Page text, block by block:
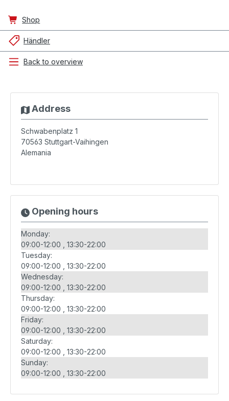
Shop
Händler
Back to overview
Address
Schwabenplatz 1
70563 Stuttgart-Vaihingen
Alemania
Opening hours
Monday:
09:00-12:00
13:30-22:00
Tuesday:
09:00-12:00
13:30-22:00
Wednesday:
09:00-12:00
13:30-22:00
Thursday:
09:00-12:00
13:30-22:00
Friday:
09:00-12:00
13:30-22:00
Saturday:
09:00-12:00
13:30-22:00
Sunday:
09:00-12:00
13:30-22:00